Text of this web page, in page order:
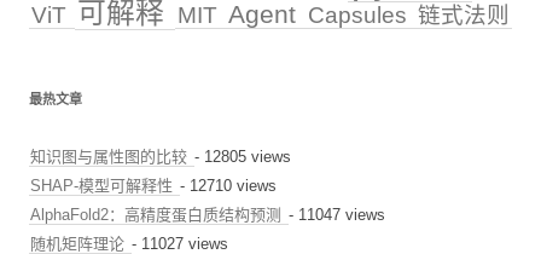
ViT 可解释 MIT Agent Capsules 链式法则
最热文章
知识图与属性图的比较 - 12805 views
SHAP-模型可解释性 - 12710 views
AlphaFold2：高精度蛋白质结构预测 - 11047 views
随机矩阵理论 - 11027 views